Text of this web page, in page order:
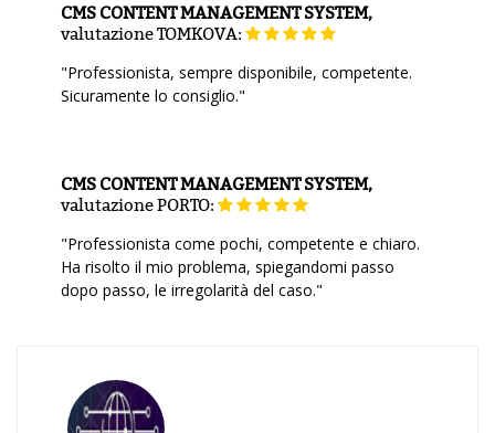
CMS CONTENT MANAGEMENT SYSTEM,
valutazioneTOMKOVA:
"Professionista, sempre disponibile, competente.
Sicuramente lo consiglio."
CMS CONTENT MANAGEMENT SYSTEM,
valutazionePORTO:
"Professionista come pochi, competente e chiaro.
Ha risolto il mio problema, spiegandomi passo
dopo passo, le irregolarità del caso."